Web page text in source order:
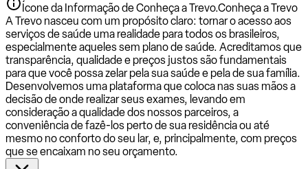
Ícone da Informação de Conheça a Trevo.Conheça a Trevo
A Trevo nasceu com um propósito claro: tornar o acesso aos
serviços de saúde uma realidade para todos os brasileiros,
especialmente aqueles sem plano de saúde. Acreditamos que
transparência, qualidade e preços justos são fundamentais
para que você possa zelar pela sua saúde e pela de sua família.
Desenvolvemos uma plataforma que coloca nas suas mãos a
decisão de onde realizar seus exames, levando em
consideração a qualidade dos nossos parceiros, a
conveniência de fazê-los perto de sua residência ou até
mesmo no conforto do seu lar, e, principalmente, com preços
que se encaixam no seu orçamento.